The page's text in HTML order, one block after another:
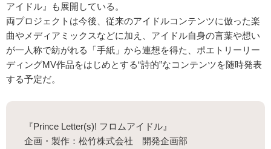
アイドル』も展開している。
両プロジェクトは今後、従来のアイドルコンテンツに倣った楽
曲やメディアミックスなどに加え、アイドル自身の言葉や想い
が一人称で紡がれる「手紙」から連想を得た、ポエトリーリー
ディングMV作品をはじめとする“詩的”なコンテンツを随時発表
する予定だ。
『Prince Letter(s)! フロムアイドル』
企画・製作：松竹株式会社 開発企画部